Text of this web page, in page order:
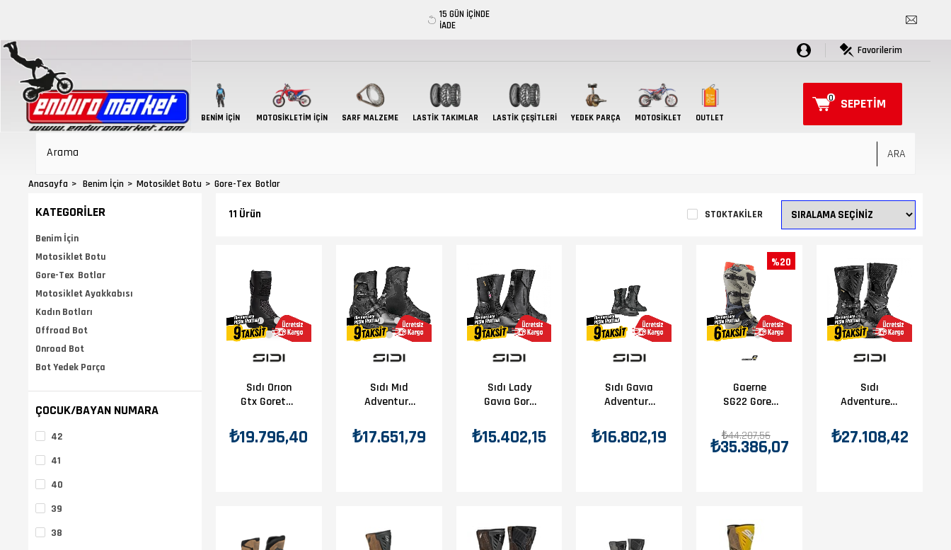
15 GÜN İÇİNDE
İADE
Favorilerim
BENIM İÇIN MOTOSIKLETIM İÇIN SARF MALZEME LASTIK TAKIMLAR LASTİK ÇEŞİTLERİ YEDEK PARÇA MOTOSIKLET OUTLET
SEPETIM
0
Anasayfa Benim İçin Motosiklet Botu Gore-Tex Botlar
KATEGORILER
Benim İçin
Motosiklet Botu
Gore-Tex Botlar
Motosiklet Ayakkabısı
Kadın Botları
Offroad Bot
Onroad Bot
Bot Yedek Parça
ÇOCUK/BAYAN NUMARA
42
41
40
39
38
STOKTAKILER
11 Ürün
Sıdı Orıon
Gtx Goretex
₺19.796,40
Sıdı Mıd
Adventure
Siyah
₺17.651,79
Sıdı Lady
Gavıa Gore
₺15.402,15
Sıdı Gavıa
Adventure
Siyah
₺16.802,19
Gaerne
SG22 Gore-
Rocky
Sunset
₺35.386,07
₺44.207,56
%20
Sıdı
Adventure 2
Siyah
₺27.108,42